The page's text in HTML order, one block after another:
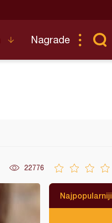
Nagrade
22776
Najpopularniji